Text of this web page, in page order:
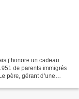
j’honore un cadeau
de parents immigrés
père, gérant d’une